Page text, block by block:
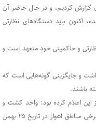
گزارش کردیم، و در حال حاضر آن
اکنون باید دستگاه‌های نظارتی
و حاکمیتی خود متعهد است و
و جایگزینی گونه‌هایی است که
باشند.
اعلام کرده بود: واحد کشت و
صنعت نیشکر دهخدا به دلیل آتش زدن مزارع و آلوده کردن هوا در برخی مناطق اهواز در تاریخ ۲۵ بهمن